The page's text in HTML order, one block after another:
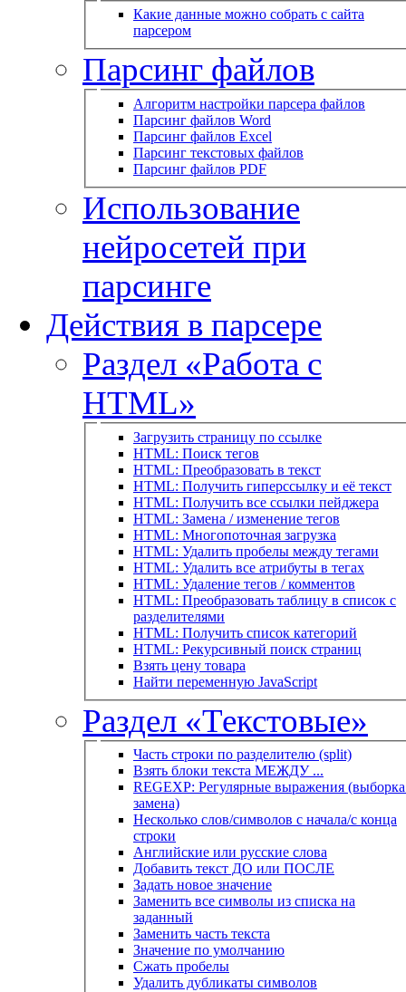
Какие данные можно собрать с сайта
парсером
Парсинг файлов
Алгоритм настройки парсера файлов
Парсинг файлов Word
Парсинг файлов Excel
Парсинг текстовых файлов
Парсинг файлов PDF
Использование
нейросетей при
парсинге
Действия в парсере
Раздел «Работа с
HTML»
Загрузить страницу по ссылке
HTML: Поиск тегов
HTML: Преобразовать в текст
HTML: Получить гиперссылку и её текст
HTML: Получить все ссылки пейджера
HTML: Замена / изменение тегов
HTML: Многопоточная загрузка
HTML: Удалить пробелы между тегами
HTML: Удалить все атрибуты в тегах
HTML: Удаление тегов / комментов
HTML: Преобразовать таблицу в список с
разделителями
HTML: Получить список категорий
HTML: Рекурсивный поиск страниц
Взять цену товара
Найти переменную JavaScript
Раздел «Текстовые»
Часть строки по разделителю (split)
Взять блоки текста МЕЖДУ ...
REGEXP: Регулярные выражения
замена)
Несколько слов/символов с начала/с конца
строки
Английские или русские слова
Добавить текст ДО или ПОСЛЕ
Задать новое значение
Заменить все символы из списка на
заданный
Заменить часть текста
Значение по умолчанию
Сжать пробелы
Удалить дубликаты символов